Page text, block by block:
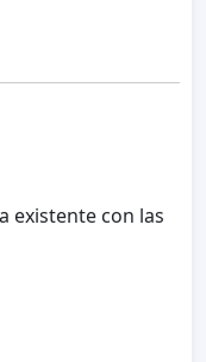
existente con las